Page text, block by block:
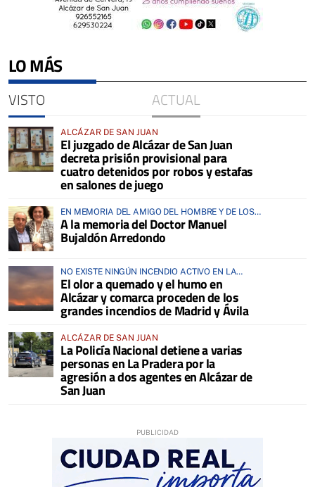
LO MÁS
VISTO ACTUAL
ALCÁZAR DE SAN JUAN
El juzgado de Alcázar de San Juan
decreta prisión provisional para
cuatro detenidos por robos y estafas
en salones de juego
EN MEMORIA DEL AMIGO DEL HOMBRE Y DE LOS
ANIMALES
A la memoria del Doctor Manuel
Bujaldón Arredondo
NO EXISTE NINGÚN INCENDIO ACTIVO EN LA
COMARCA
El olor a quemado y el humo en
Alcázar y comarca proceden de los
grandes incendios de Madrid y Ávila
ALCÁZAR DE SAN JUAN
La Policía Nacional detiene a varias
personas en La Pradera por la
agresión a dos agentes en Alcázar de
San Juan